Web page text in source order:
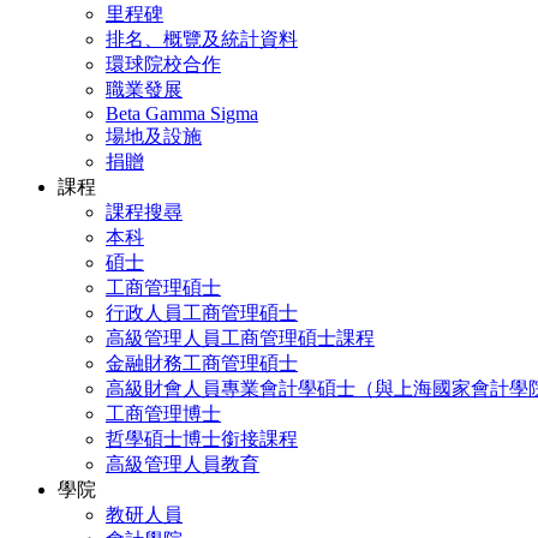
里程碑
排名、概覽及統計資料
環球院校合作
職業發展
Beta Gamma Sigma
場地及設施
捐贈
課程
課程搜尋
本科
碩士
工商管理碩士
行政人員工商管理碩士
高級管理人員工商管理碩士課程
金融財務工商管理碩士
高級財會人員專業會計學碩士（與上海國家會計學
工商管理博士
哲學碩士博士銜接課程
高級管理人員教育
學院
教研人員